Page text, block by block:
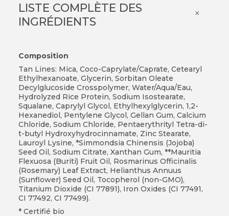
LISTE COMPLÈTE DES
INGRÉDIENTS
×
Composition
Tan Lines: Mica, Coco-Caprylate/Caprate, Cetearyl
Ethylhexanoate, Glycerin, Sorbitan Oleate
Decylglucoside Crosspolymer, Water/Aqua/Eau,
Hydrolyzed Rice Protein, Sodium Isostearate,
Squalane, Caprylyl Glycol, Ethylhexylglycerin, 1,2-
Hexanediol, Pentylene Glycol, Gellan Gum, Calcium
Chloride, Sodium Chloride, Pentaerythrityl Tetra-di-
t-butyl Hydroxyhydrocinnamate, Zinc Stearate,
Lauroyl Lysine, *Simmondsia Chinensis (Jojoba)
Seed Oil, Sodium Citrate, Xanthan Gum, **Mauritia
Flexuosa (Buriti) Fruit Oil, Rosmarinus Officinalis
(Rosemary) Leaf Extract, Helianthus Annuus
(Sunflower) Seed Oil, Tocopherol (non-GMO),
Titanium Dioxide (CI 77891), Iron Oxides (CI 77491,
CI 77492, CI 77499).
* Certifié bio